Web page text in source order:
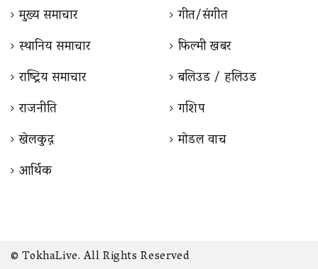
मुख्य समाचार
स्थानिय समाचार
राष्ट्रिय समाचार
राजनीति
खेलकुद़़
आर्थिक
गीत/संगीत
फिल्मी खबर
बलिउड / हलिउड
गशिप
माेडल वाच
© TokhaLive. All Rights Reserved